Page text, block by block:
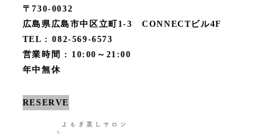
〒730-0032
広島県広島市中区立町1-3 CONNECTビル4F
TEL : 082-569-6573
営業時間 : 10:00～21:00
年中無休
RESERVE